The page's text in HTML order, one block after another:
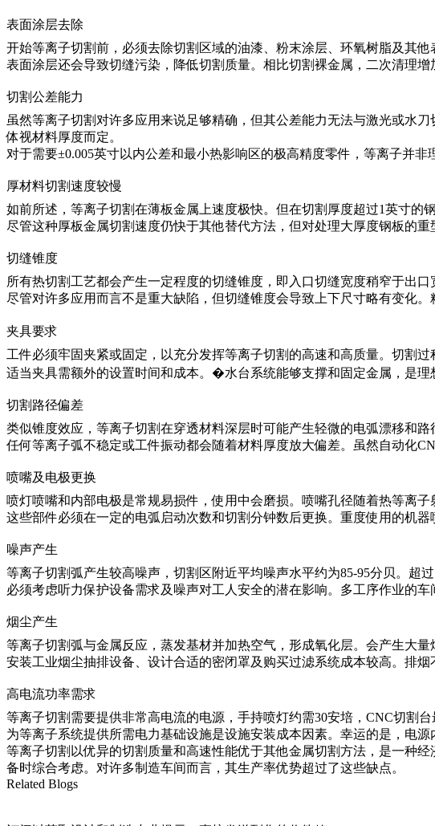
表面涂层去除
开始等离子切割前，必须去除切割区域的油漆、粉末涂层、环氧树脂及其
表面涂层还会导致切缝污染，降低切割质量。相比切割裸金属，二次清理增
切割公差能力
虽然等离子切割对许多应用来说足够精确，但其公差能力无法与激光或水
体视材料厚度而定。
对于需要±0.005英寸以内公差和最小热影响区的极高精度零件，等离子并
厚材料切割速度较慢
如前所述，等离子切割在薄板金属上速度极快。但在切割厚度超过1英寸的
尽管这种厚板金属切割速度仍快于其他替代方法，但对处理大厚度钢板的
切缝锥度
所有热切割工艺都会产生一定程度的切缝锥度，即入口切缝宽度稍窄于出
尽管对许多应用而言不是重大缺陷，但切缝锥度会导致上下尺寸略有变化
夹具要求
工件必须牢固夹紧或固定，以充分发挥等离子切割的高速和高质量。切割
适当夹具需额外的设置时间和成本。�水台系统能够支撑和固定金属，是
切割路径偏差
类似锥度效应，等离子切割在穿透材料深层时可能产生轻微的电弧漂移和
任何等离子弧不稳定或工件振动都会随着材料厚度放大偏差。虽然自动化
喷嘴及电极更换
喷灯喷嘴和内部电极是常规易损件，使用中会磨损。喷嘴孔径随着热等离
这些部件必须在一定的电弧启动次数和切割分钟数后更换。重度使用的机
噪声产生
等离子切割弧产生较高噪声，切割区附近平均噪声水平约为85-95分贝。超
必须考虑听力保护设备需求及噪声对工人安全的潜在影响。多工序作业的车
烟尘产生
等离子切割弧与金属反应，蒸发基材并加热空气，形成氧化层。会产生大
安装工业烟尘抽排设备、设计合适的密闭罩及购买过滤系统成本较高。排
高电流功率需求
等离子切割需要提供非常高电流的电源，手持喷灯约需30安培，CNC切割
为等离子系统提供所需电力基础设施是设施安装成本因素。幸运的是，电
等离子切割以优异的切割质量和高速性能优于其他金属切割方法，是一种
备时综合考虑。对许多制造车间而言，其生产率优势超过了这些缺点。
Related Blogs